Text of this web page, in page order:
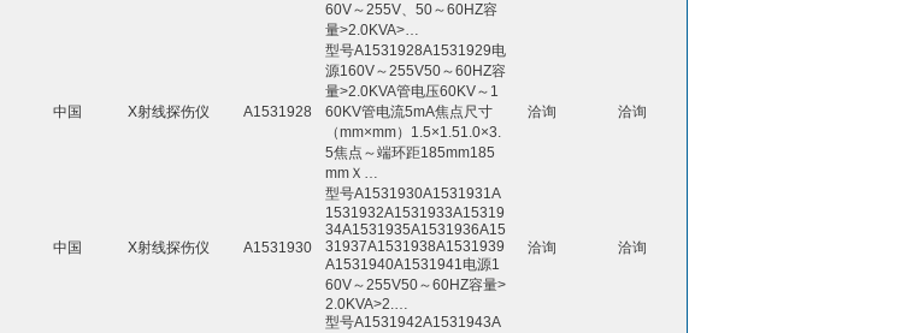
60V～255V、50～60HZ容
量>2.0KVA>…
中国 X射线探伤仪 A1531928
型号A1531928A1531929电
源160V～255V50～60HZ容
量>2.0KVA管电压60KV～1
60KV管电流5mA焦点尺寸
（mm×mm）1.5×1.51.0×3.
5焦点～端环距185mm185
mmＸ…
洽询 洽询
中国 X射线探伤仪 A1531930
型号A1531930A1531931A
1531932A1531933A15319
34A1531935A1531936A15
31937A1531938A1531939
A1531940A1531941电源1
60V～255V50～60HZ容量>
2.0KVA>2.…
洽询 洽询
型号A1531942A1531943A